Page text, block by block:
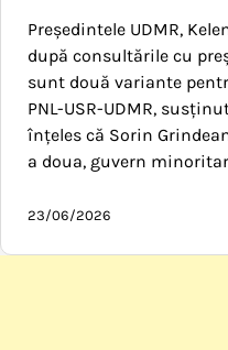
Preşedintele UDMR,
după consultările cu
sunt două variante
PNL-USR-UDMR,
înţeles că Sorin
a doua, guvern
23/06/2026